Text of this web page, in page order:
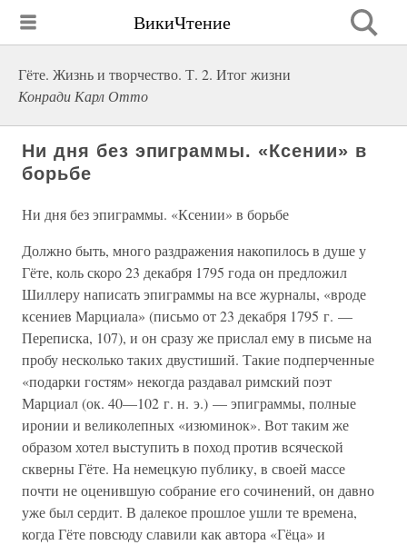
ВикиЧтение
Гёте. Жизнь и творчество. Т. 2. Итог жизни
Конради Карл Отто
Ни дня без эпиграммы. «Ксении» в
борьбе
Ни дня без эпиграммы. «Ксении» в борьбе
Должно быть, много раздражения накопилось в душе у
Гёте, коль скоро 23 декабря 1795 года он предложил
Шиллеру написать эпиграммы на все журналы, «вроде
ксениев Марциала» (письмо от 23 декабря 1795 г. —
Переписка, 107), и он сразу же прислал ему в письме на
пробу несколько таких двустиший. Такие подперченные
«подарки гостям» некогда раздавал римский поэт
Марциал (ок. 40—102 г. н. э.) — эпиграммы, полные
иронии и великолепных «изюминок». Вот таким же
образом хотел выступить в поход против всяческой
скверны Гёте. На немецкую публику, в своей массе
почти не оценившую собрание его сочинений, он давно
уже был сердит. В далекое прошлое ушли те времена,
когда Гёте повсюду славили как автора «Гёца» и